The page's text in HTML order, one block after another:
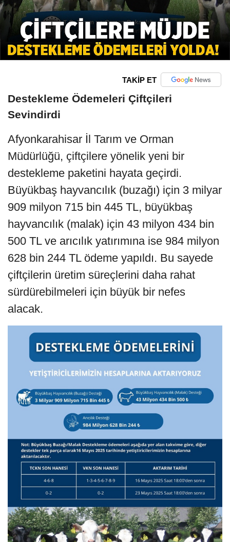
TAKİP ET
Destekleme Ödemeleri Çiftçileri
Sevindirdi
Afyonkarahisar İl Tarım ve Orman
Müdürlüğü, çiftçilere yönelik yeni bir
destekleme paketini hayata geçirdi.
Büyükbaş hayvancılık (buzağı) için 3 milyar
909 milyon 715 bin 445 TL, büyükbaş
hayvancılık (malak) için 43 milyon 434 bin
500 TL ve arıcılık yatırımına ise 984 milyon
628 bin 244 TL ödeme yapıldı. Bu sayede
çiftçilerin üretim süreçlerini daha rahat
sürdürebilmeleri için büyük bir nefes
alacak.